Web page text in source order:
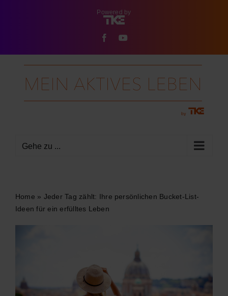
Powered by
Facebook
Gehe zu ...
Home » Jeder Tag zählt: Ihre persönlichen Bucket-List-
Ideen für ein erfülltes Leben